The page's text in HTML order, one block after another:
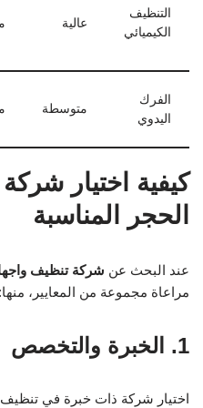
التنظيف
الكيميائي
عالية
الفرك
اليدوي
متوسطة
كيفية اختيار
الحجر المناسبة
عند البحث عن شركة تنظيف
مراعاة مجموعة من المعايير، منها:
1. الخبرة والتخصص
اختيار شركة ذات خبرة في